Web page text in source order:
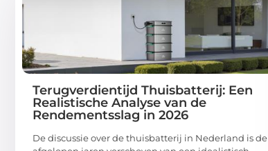
Terugverdientijd Thuisbatterij: Een
Realistische Analyse van de
Rendementsslag in 2026
De discussie over de thuisbatterij in Nederland is de